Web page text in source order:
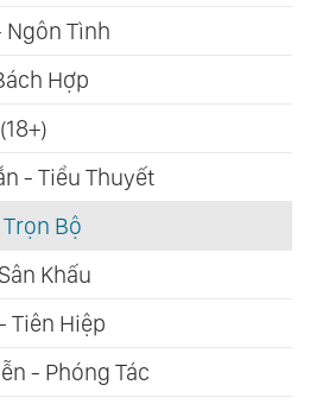
Ngôn Tình
Hợp
- Tiểu Thuyết
Bộ
Khấu
Tiên Hiệp
- Phóng Tác